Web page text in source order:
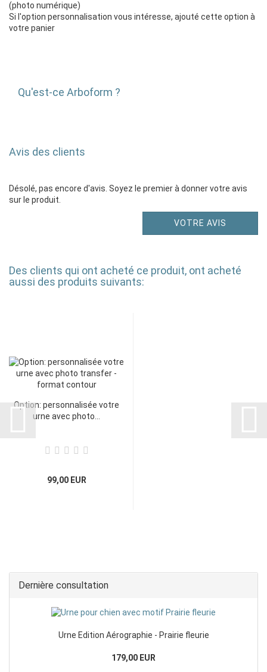
(photo numérique)
Si l'option personnalisation vous intéresse, ajouté cette option à
votre panier
Qu'est-ce Arboform ?
Avis des clients
Désolé, pas encore d'avis. Soyez le premier à donner votre avis
sur le produit.
VOTRE AVIS
Des clients qui ont acheté ce produit, ont acheté
aussi des produits suivants:
Option: personnalisée votre
urne avec photo...
99,00 EUR
Dernière consultation
Urne Edition Aérographie - Prairie fleurie
179,00 EUR